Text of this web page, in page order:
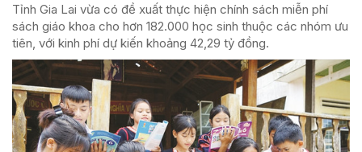
Tỉnh Gia Lai vừa có đề xuất thực hiện chính sách miễn phí
sách giáo khoa cho hơn 182.000 học sinh thuộc các nhóm ưu
tiên, với kinh phí dự kiến khoảng 42,29 tỷ đồng.